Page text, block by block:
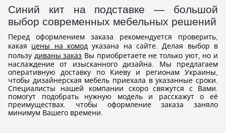
Синий кит на подставке — большой
выбор современных мебельных решений
Перед оформлением заказа рекомендуется проверить,
какая цены на комод указана на сайте. Делая выбор в
пользу диваны заказ Вы приобретаете не только уют, но и
наслаждение от изысканного дизайна. Мы предлагаем
оперативную доставку по Киеву и регионам Украины,
чтобы дизайнерская мебель приехала в указанные сроки.
Специалисты нашей компании скоро свяжутся с Вами.
помогут подобрать нужную модель и расскажут о её
преимуществах. чтобы оформление заказа заняло
минимум Вашего времени.